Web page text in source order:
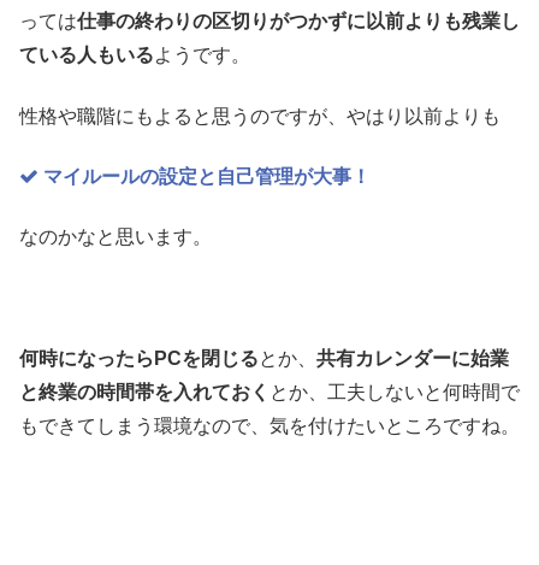
っては仕事の終わりの区切りがつかずに以前よりも残業し
ている人もいるようです。
性格や職階にもよると思うのですが、やはり以前よりも
マイルールの設定と自己管理が大事！
なのかなと思います。
何時になったらPCを閉じるとか、 共有カレンダーに始業
と終業の時間帯を入れておく とか、工夫しないと何時間で
もできてしまう環境なので、気を付けたいところですね。